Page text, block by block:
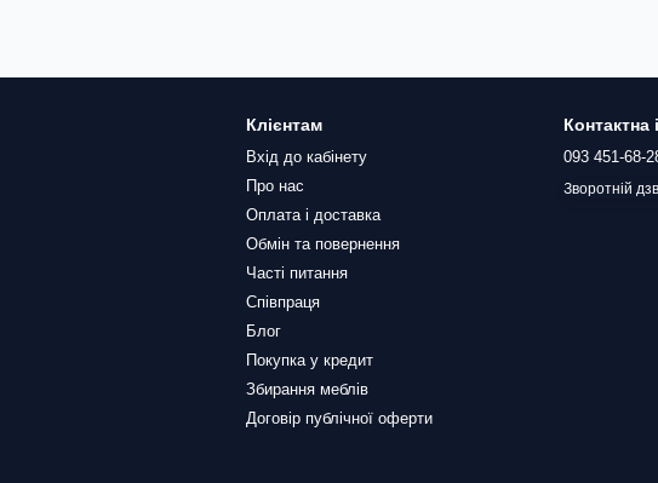
Клієнтам
Вхід до кабінету
Про нас
Оплата і доставка
Обмін та повернення
Часті питання
Співпраця
Блог
Покупка у кредит
Збирання меблів
Договір публічної оферти
Контактна
093 451-68-
Зворотній